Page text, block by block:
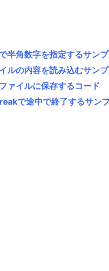
半角数字を指定するサン
ルの内容を読み込むサン
ァイルに保存するコード
で途中で終了するサン